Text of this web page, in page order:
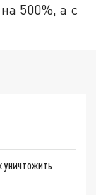
500%, а с
уничтожить